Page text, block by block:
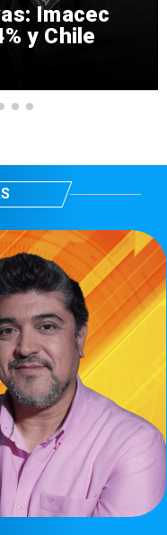
Imacec
y Chile